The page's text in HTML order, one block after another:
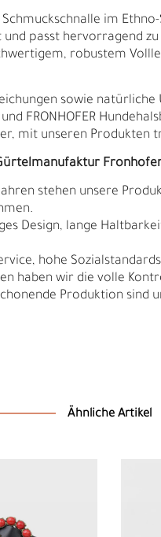
im
passt hervorragend zu
robustem
sowie
FRONHOFER
mit unseren Produkten
stehen unsere
Design, lange
hohe
haben wir die volle
Produktion sind
Ähnliche Artikel